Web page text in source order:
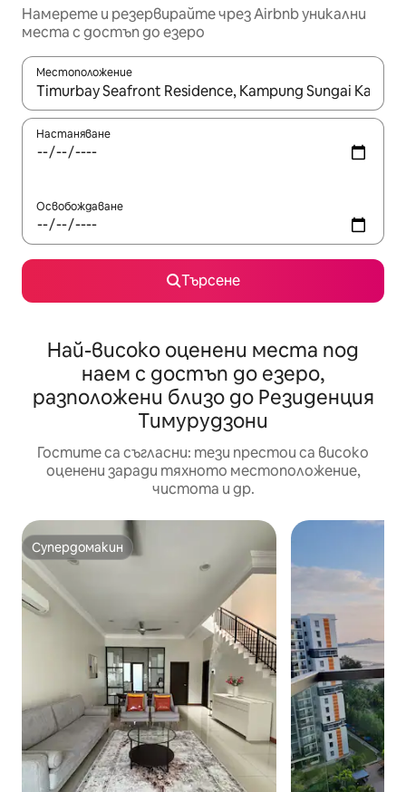
Намерете и резервирайте чрез Airbnb уникални
места с достъп до езеро
Местоположение
Когато резултатите се покажат, използвайте
Настаняване
Освобождаване
Търсене
Най-високо оценени места под
наем с достъп до езеро,
разположени близо до Резиденция
Тимурудзони
Гостите са съгласни: тези престои са високо
оценени заради тяхното местоположение,
чистота и др.
Супердомакин
Супердомакин